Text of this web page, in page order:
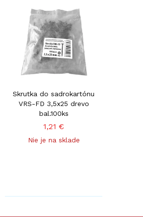
Skrutka do sadrokartónu
VRS-FD 3,5x25 drevo
bal.100ks
1,21 €
Nie je na sklade